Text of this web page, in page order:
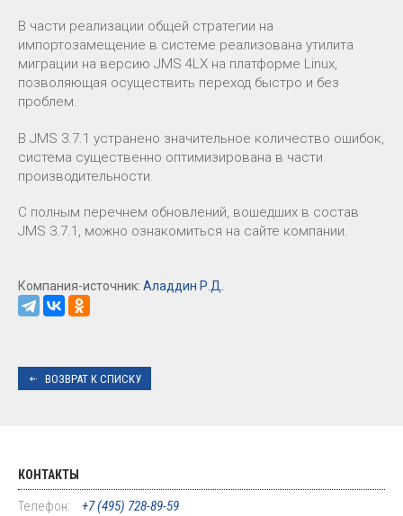
В части реализации общей стратегии на
импортозамещение в системе реализована утилита
миграции на версию JMS 4LX на платформе Linux,
позволяющая осуществить переход быстро и без
проблем.
В JMS 3.7.1 устранено значительное количество ошибок,
система существенно оптимизирована в части
производительности.
С полным перечнем обновлений, вошедших в состав
JMS 3.7.1, можно ознакомиться на сайте компании.
Компания-источник: Аладдин Р.Д.
ВОЗВРАТ К СПИСКУ
КОНТАКТЫ
Телефон:
+7 (495) 728-89-59